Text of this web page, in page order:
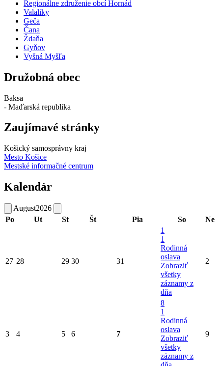
Regionálne združenie obcí Hornád
Valaliky
Geča
Čana
Ždaňa
Gyňov
Vyšná Myšľa
Družobná obec
Baksa
- Maďarská republika
Zaujímavé stránky
Košický samosprávny kraj
Mesto Košice
Mestské informačné centrum
Kalendár
August2026
Po
Ut St Št Pia So Ne
27 28 29 30 31
1
1
Rodinná
oslava
Zobraziť
všetky
záznamy z
dňa
2
3 4 5 6 7
8
1
Rodinná
oslava
Zobraziť
všetky
záznamy z
9